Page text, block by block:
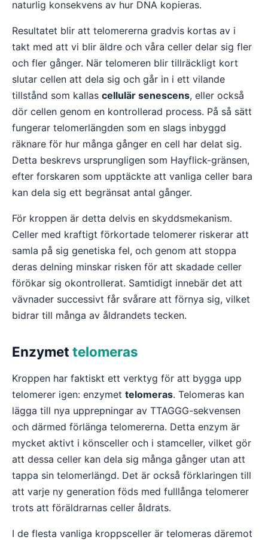
naturlig konsekvens av hur DNA kopieras.
Resultatet blir att telomererna gradvis kortas av i
takt med att vi blir äldre och våra celler delar sig fler
och fler gånger. När telomeren blir tillräckligt kort
slutar cellen att dela sig och går in i ett vilande
tillstånd som kallas cellulär senescens, eller också
dör cellen genom en kontrollerad process. På så sätt
fungerar telomerlängden som en slags inbyggd
räknare för hur många gånger en cell har delat sig.
Detta beskrevs ursprungligen som Hayflick-gränsen,
efter forskaren som upptäckte att vanliga celler bara
kan dela sig ett begränsat antal gånger.
För kroppen är detta delvis en skyddsmekanism.
Celler med kraftigt förkortade telomerer riskerar att
samla på sig genetiska fel, och genom att stoppa
deras delning minskar risken för att skadade celler
förökar sig okontrollerat. Samtidigt innebär det att
vävnader successivt får svårare att förnya sig, vilket
bidrar till många av åldrandets tecken.
Enzymet telomeras
Kroppen har faktiskt ett verktyg för att bygga upp
telomerer igen: enzymet telomeras. Telomeras kan
lägga till nya upprepningar av TTAGGG-sekvensen
och därmed förlänga telomererna. Detta enzym är
mycket aktivt i könsceller och i stamceller, vilket gör
att dessa celler kan dela sig många gånger utan att
tappa sin telomerlängd. Det är också förklaringen till
att varje ny generation föds med fulllånga telomerer
trots att föräldrarnas celler åldrats.
I de flesta vanliga kroppsceller är telomeras däremot